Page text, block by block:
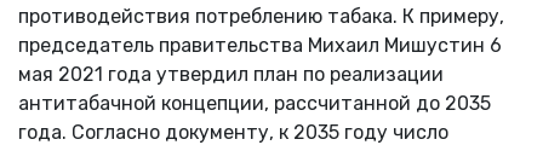
противодействия потреблению табака. К примеру,
председатель правительства Михаил Мишустин 6
мая 2021 года утвердил план по реализации
антитабачной концепции, рассчитанной до 2035
года. Согласно документу, к 2035 году число